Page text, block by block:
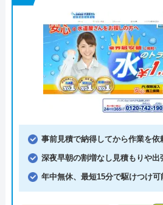
事前見積で納得してから作業を依
深夜早朝の割増なし見積もりや出
年中無休、最短15分で駆けつけ可